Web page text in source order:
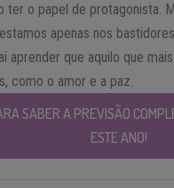
ter o papel de protagonista.
apenas nos
aprender que aquilo que
como o amor e a paz.
SABER A PREVISÃO
ESTE ANO!